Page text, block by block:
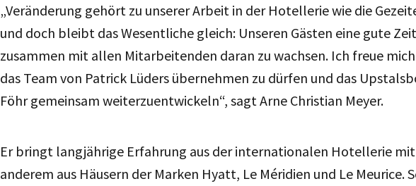
„Veränderung gehört zu unserer Arbeit in der Hotellerie wie die
und doch bleibt das Wesentliche gleich: Unseren Gästen eine gute
zusammen mit allen Mitarbeitenden daran zu wachsen. Ich freue
das Team von Patrick Lüders übernehmen zu dürfen und das
Föhr gemeinsam weiterzuentwickeln“, sagt Arne Christian Meyer.
Er bringt langjährige Erfahrung aus der internationalen Hotellerie
anderem aus Häusern der Marken Hyatt, Le Méridien und Le Meurice.